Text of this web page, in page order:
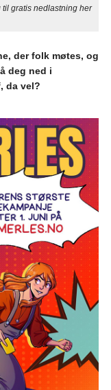
til gratis nedlastning her
der folk møtes, og
deg ned i
da vel?